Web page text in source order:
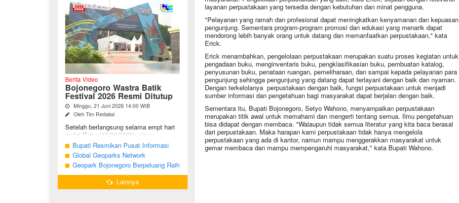
layanan perpustakaan yang tersedia dengan kebutuhan dan minat pengguna.
"Pelayanan yang ramah dan profesional dapat meningkatkan kenyamanan dan kepuasan
pengunjung. Sementara program-program promosi dan edukasi yang menarik dapat
mendorong lebih banyak orang untuk datang dan memanfaatkan perpustakaan," kata
Erick.
Erick menambahkan, pengelolaan perpustakaan merupakan suatu proses kegiatan untuk
pengadaan buku, menginventaris buku, pengklasifikasian buku, pembuatan katalog,
penyusunan buku, penataan ruangan, pemeliharaan, dan sampai kepada pelayanan para
pengunjung sehingga pengunjung yang datang dapat terlayani dengan baik dan nyaman.
Dengan terkelolanya perpustakaan dengan baik, fungsi perpustakaan untuk menjadi
sumber informasi dan pengetahuan bagi masyarakat dapat berjalan dengan baik.
Sementara itu, Bupati Bojonegoro, Setyo Wahono, menyampaikan perpustakaan
merupakan titik awal untuk memahami dan mengerti tentang semua. Ilmu pengetahuan
bisa didapat dengan membaca. "Walaupun tidak semua literatur yang kita baca berasal
dari perpustakaan. Maka harapan kami perpustakaan tidak hanya mengelola
perpustakaan yang ada di kantor, namun mampu menggerakkan masyarakat untuk
gemar membaca dan mampu mempengaruhi masyarakat," kata Bupati Wahono.
Berita Video
Bojonegoro Wastra Batik
Festival 2026 Resmi Ditutup
Minggu, 21 Juni 2026 14:00 WIB
Oleh Tim Redaksi
Setelah berlangsung selama empt hari
mulai Rabu (17/06/2026), ajang
Bojonegoro Wastra Batik Festival
(BWBF) 2026 resmi ditutup oleh Ketua
Dekranasda ...
Bupati Resmikan Pusat Informasi
Geologi Geopark Bojonegoro
Global Geoparks Network
Association Kunjungi Sejumlah
Geosite di Bojonegoro
Geopark Bojonegoro Berpeluang Raih
UNESCO Global Geopark
Lainnya